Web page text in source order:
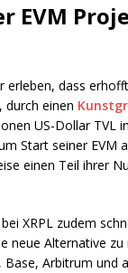
EVM
erleben, dass
durch einen
US-Dollar TVL
Start seiner
einen Teil ihrer
XRPL zudem
neue Alternative
Arbitrum und